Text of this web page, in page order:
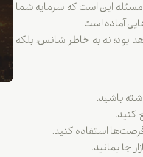
مسئله این است که سرمایه شما
آماده است.
بود؛ نه به خاطر شانس، بلکه
کنید.
استفاده کنید.
جا بمانید.